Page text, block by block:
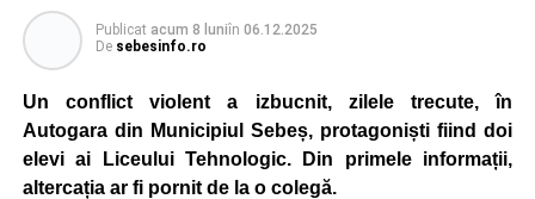
Publicat acum 8 luniîn 06.12.2025
De sebesinfo.ro
Un conflict violent a izbucnit, zilele trecute, în
Autogara din Municipiul Sebeș, protagoniști fiind doi
elevi ai Liceului Tehnologic. Din primele informații,
altercația ar fi pornit de la o colegă.